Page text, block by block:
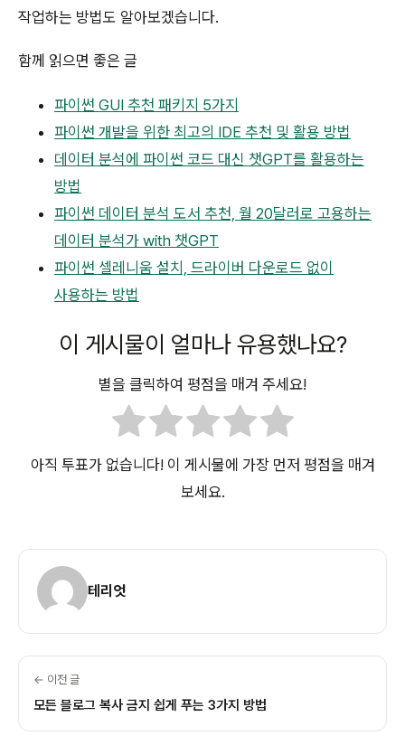
작업하는 방법도 알아보겠습니다.
함께 읽으면 좋은 글
파이썬 GUI 추천 패키지 5가지
파이썬 개발을 위한 최고의 IDE 추천 및 활용 방법
데이터 분석에 파이썬 코드 대신 챗GPT를 활용하는
방법
파이썬 데이터 분석 도서 추천, 월 20달러로 고용하는
데이터 분석가 with 챗GPT
파이썬 셀레니움 설치, 드라이버 다운로드 없이
사용하는 방법
이 게시물이 얼마나 유용했나요?
별을 클릭하여 평점을 매겨 주세요!
아직 투표가 없습니다! 이 게시물에 가장 먼저 평점을 매겨
보세요.
테리엇
← 이전 글
모든 블로그 복사 금지 쉽게 푸는 3가지 방법